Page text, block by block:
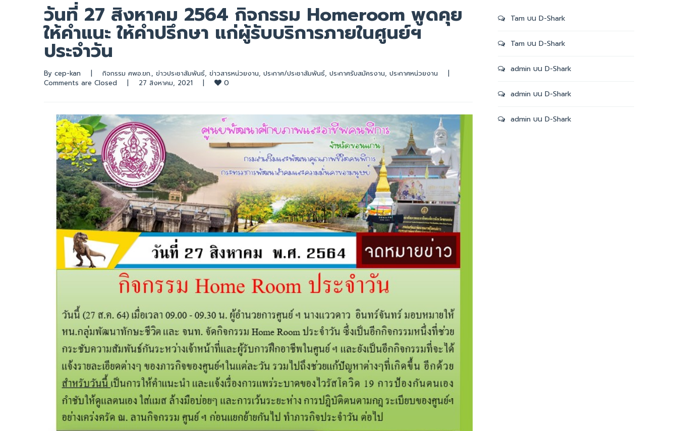
วันที่ 27 สิงหาคม 2564 กิจกรรม Homeroom พูดคุย
ให้คำแนะ ให้คำปรึกษา แก่ผู้รับบริการภายในศูนย์ฯ
ประจำวัน
By cep-kan | กิจกรรม ศพอ.ขก., ข่าวประชาสัมพันธ์, ข่าวสารหน่วยงาน, ประกาศ/ประชาสัมพันธ์, ประกาศรับสมัครงาน, ประกาศหน่วยงาน
|
Comments are Closed
| 27 สิงหาคม, 2021 | 0
Tam บน D-Shark
Tam บน D-Shark
admin บน D-Shark
admin บน D-Shark
admin บน D-Shark